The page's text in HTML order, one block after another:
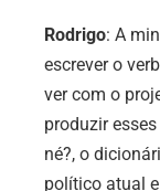
Rodrigo: A
escrever o
ver com o
produzir
né?, o
político atual